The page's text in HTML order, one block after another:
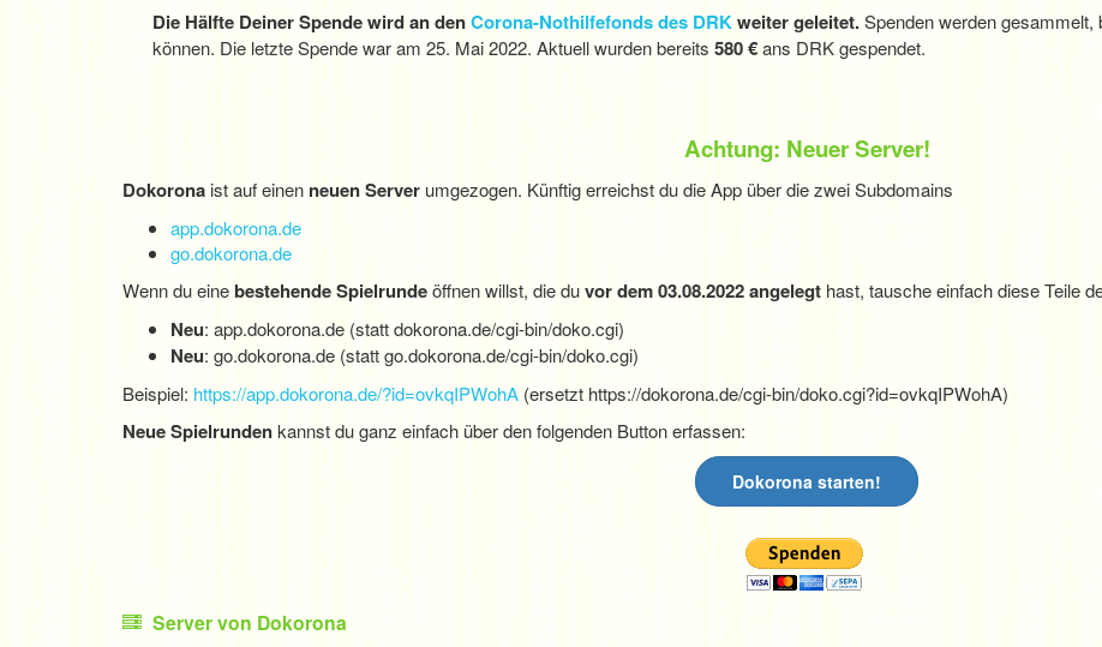
Die Hälfte Deiner Spende wird an denCorona-Nothilfefonds des DRKweiter geleitet.Spenden werden
können. Die letzte Spende war am 25. Mai 2022. Aktuell wurden bereits 580 €ans DRK gespendet.
Achtung: Neuer Server!
Dokoronaist auf einen neuen Server umgezogen. Künftig erreichst du die App über die zwei Subdomains
app.dokorona.de
go.dokorona.de
Wenn du einebestehende Spielrundeöffnen willst, die duvor dem 03.08.2022 angelegt hast, tausche einfach diese Teile
Neu: app.dokorona.de (statt dokorona.de/cgi-bin/doko.cgi)
Neu: go.dokorona.de (statt go.dokorona.de/cgi-bin/doko.cgi)
Beispiel: https://app.dokorona.de/?id=ovkqIPWohA (ersetzt https://dokorona.de/cgi-bin/doko.cgi?id=ovkqIPWohA)
Neue Spielrundenkannst du ganz einfach über den folgenden Button erfassen:
Dokorona starten!
Server von Dokorona